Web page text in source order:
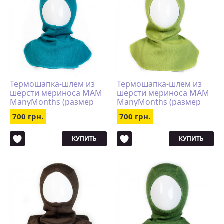
Термошапка-шлем из
шерсти мериноса MAM
ManyMonths (размер
110-122/128,
бирюзовый)
700 грн.
КУПИТЬ
Термошапка-шлем из
шерсти мериноса MAM
ManyMonths (размер
110-122/128, салатовый)
700 грн.
КУПИТЬ